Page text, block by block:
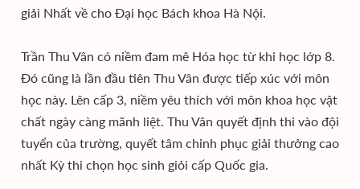
giải Nhất về cho Đại học Bách khoa Hà Nội.
Trần Thu Vân có niềm đam mê Hóa học từ khi học lớp 8.
Đó cũng là lần đầu tiên Thu Vân được tiếp xúc với môn
học này. Lên cấp 3, niềm yêu thích với môn khoa học vật
chất ngày càng mãnh liệt. Thu Vân quyết định thi vào đội
tuyển của trường, quyết tâm chinh phục giải thưởng cao
nhất Kỳ thi chọn học sinh giỏi cấp Quốc gia.